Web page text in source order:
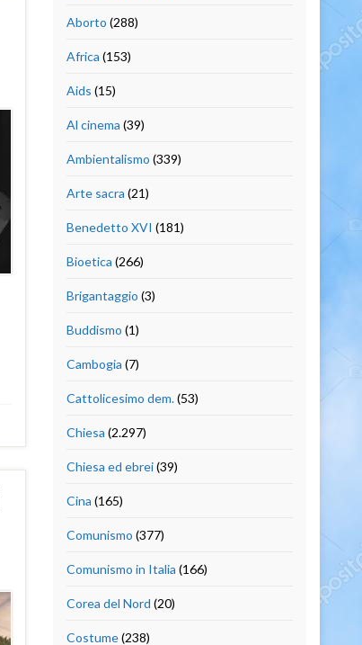
Aborto (288)
Africa (153)
Aids (15)
Al cinema (39)
Ambientalismo (339)
Arte sacra (21)
Benedetto XVI (181)
Bioetica (266)
Brigantaggio (3)
Buddismo (1)
Cambogia (7)
Cattolicesimo dem.(53)
Chiesa (2.297)
Chiesa ed ebrei(39)
Cina (165)
Comunismo (377)
Comunismo in Italia (166)
Corea del Nord (20)
Costume(238)